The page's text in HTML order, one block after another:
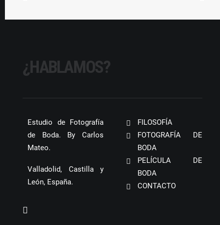
¿HABLAMOS?
Estudio de Fotografía
de Boda. By Carlos
Mateo.
Valladolid, Castilla y
León, España.
FILOSOFÍA
FOTOGRAFÍA DE
BODA
PELÍCULA DE
BODA
CONTACTO